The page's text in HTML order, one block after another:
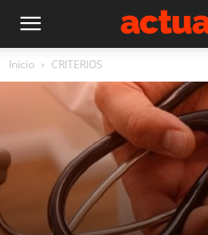
Inicio CRITERIOS